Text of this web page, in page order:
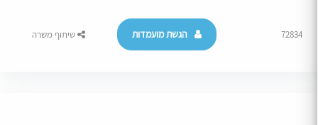
72834 הגשת מועמדות שיתוף משרה